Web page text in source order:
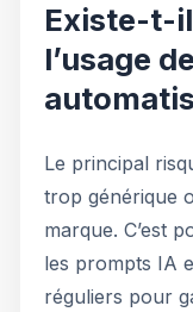
Existe-t-
l’usage
Le principal
trop générique
marque. C’est
les prompts IA
réguliers pour